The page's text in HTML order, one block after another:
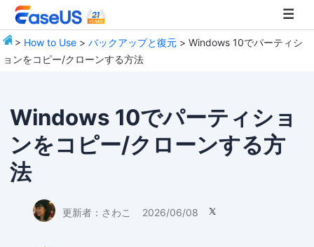
> How to Use >バックアップと復元 > Windows 10でパーティシ
ョンをコピー/クローンする方法
Windows 10でパーティショ
ンをコピー/クローンする方
法
更新者： さわこ 2026/06/08 